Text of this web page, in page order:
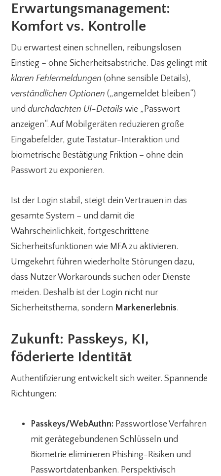
Erwartungsmanagement:
Komfort vs. Kontrolle
Du erwartest einen schnellen, reibungslosen
Einstieg – ohne Sicherheitsabstriche. Das gelingt mit
klaren Fehlermeldungen (ohne sensible Details),
verständlichen Optionen („angemeldet bleiben“)
unddurchdachten UI-Details wie „Passwort
anzeigen“. Auf Mobilgeräten reduzieren große
Eingabefelder, gute Tastatur-Interaktion und
biometrische Bestätigung Friktion – ohne dein
Passwort zu exponieren.
Ist der Login stabil, steigt dein Vertrauen in das
gesamte System – und damit die
Wahrscheinlichkeit, fortgeschrittene
Sicherheitsfunktionen wie MFA zu aktivieren.
Umgekehrt führen wiederholte Störungen dazu,
dass Nutzer Workarounds suchen oder Dienste
meiden. Deshalb ist der Login nicht nur
Sicherheitsthema, sondern Markenerlebnis.
Zukunft: Passkeys, KI,
föderierte Identität
Authentifizierung entwickelt sich weiter. Spannende
Richtungen:
Passkeys/WebAuthn: Passwortlose Verfahren
mit gerätegebundenen Schlüsseln und
Biometrie eliminieren Phishing-Risiken und
Passwortdatenbanken. Perspektivisch